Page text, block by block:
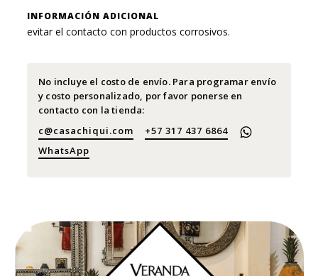
INFORMACIÓN ADICIONAL
evitar el contacto con productos corrosivos.
No incluye el costo de envío. Para programar envío
y costo personalizado, por favor ponerse en
contacto con la tienda:
c@casachiqui.com
+57 317 437 6864
WhatsApp